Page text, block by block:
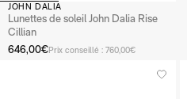
JOHN DALIA
Lunettes de soleil John Dalia Rise
Cillian
646,00€Prix conseillé : 760,00€